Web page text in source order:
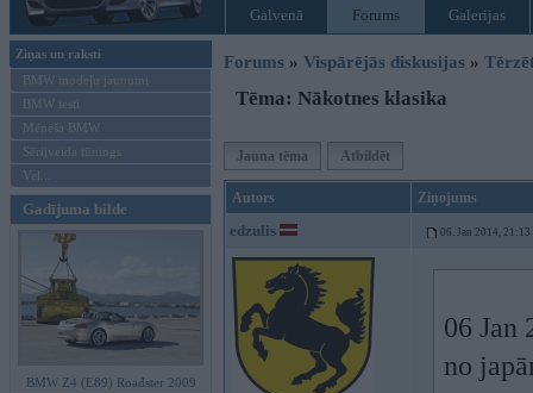
Galvenā Forums Galerijas
Ziņas un raksti
BMW modeļu jaunumi
BMW testi
Mēneša BMW
Sērijveida tūnings
Vel...
Gadījuma bilde
BMW Z4 (E89) Roadster 2009
Forums » Vispārējās diskusijas »
Tēma: Nākotnes klasika
Jauna tēma Atbildēt
Autors Ziņojums
edzulis 06. Jan 2014, 21:13
06 Jan
no